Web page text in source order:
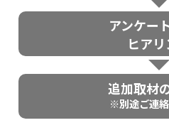
アンケー
ヒア
追加取材
※別途ご連